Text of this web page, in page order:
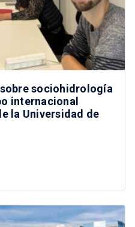
sociohidrología
internacional
la Universidad de